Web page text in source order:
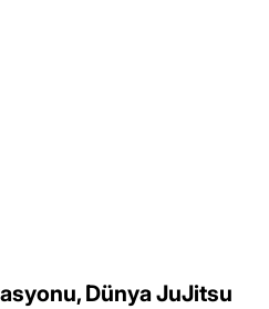
Dünya JuJitsu